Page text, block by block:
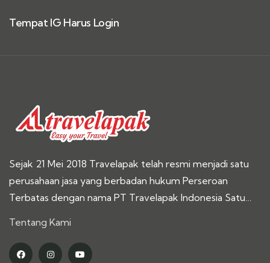
Tempat IG Harus Login
Sejak 21 Mei 2018 Travelapak telah resmi menjadi satu
perusahaan jasa yang berbadan hukum Perseroan
Terbatas dengan nama PT Travelapak Indonesia Satu…
Tentang Kami